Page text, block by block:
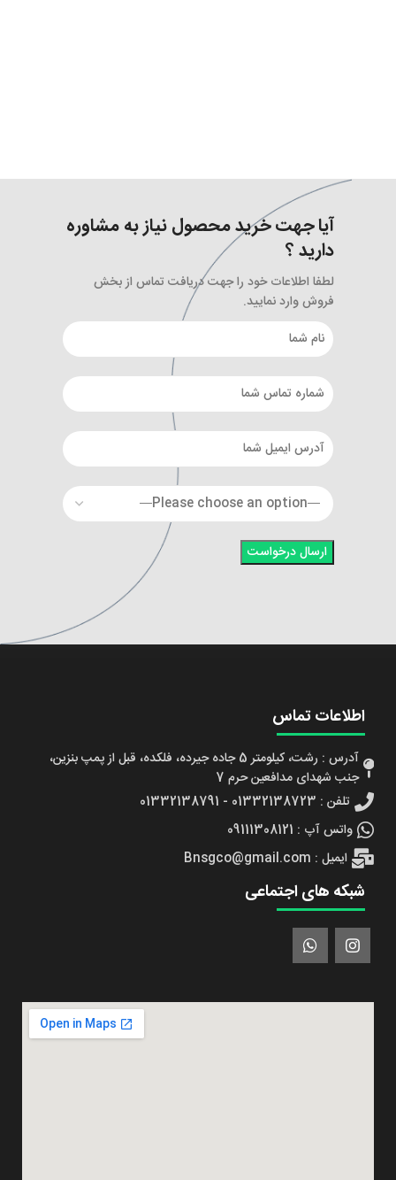
آیا جهت خرید محصول نیاز به مشاوره
دارید ؟
لطفا اطلاعات خود را جهت دریافت تماس از بخش
فروش وارد نمایید.
اطلاعات تماس
آدرس : رشت، کیلومتر 5 جاده جیرده، فلکده، قبل از پمپ بنزین،
جنب شهدای مدافعین حرم 7
تلفن : 01332138723 - 01332138791
واتس آپ : 09111308121
ایمیل : Bnsgco@gmail.com
شبکه های اجتماعی